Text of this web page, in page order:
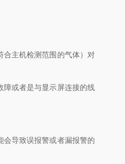
合主机检测范围的气体）对
障或者是与显示屏连接的线
导致误报警或者漏报警的